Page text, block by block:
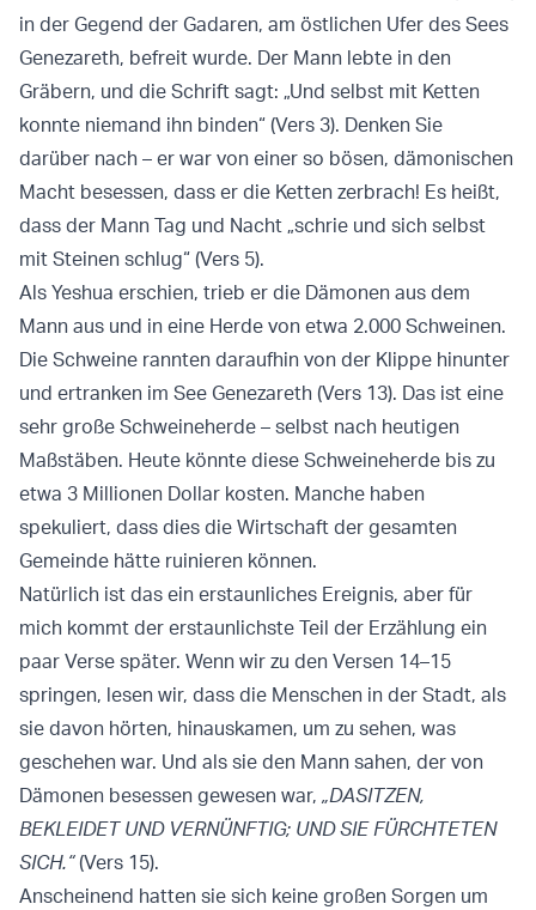
in der Gegend der Gadaren, am östlichen Ufer des Sees
Genezareth, befreit wurde. Der Mann lebte in den
Gräbern, und die Schrift sagt: „Und selbst mit Ketten
konnte niemand ihn binden“ (Vers 3). Denken Sie
darüber nach – er war von einer so bösen, dämonischen
Macht besessen, dass er die Ketten zerbrach! Es heißt,
dass der Mann Tag und Nacht „schrie und sich selbst
mit Steinen schlug“ (Vers 5).
Als Yeshua erschien, trieb er die Dämonen aus dem
Mann aus und in eine Herde von etwa 2.000 Schweinen.
Die Schweine rannten daraufhin von der Klippe hinunter
und ertranken im See Genezareth (Vers 13). Das ist eine
sehr große Schweineherde – selbst nach heutigen
Maßstäben. Heute könnte diese Schweineherde bis zu
etwa 3 Millionen Dollar kosten. Manche haben
spekuliert, dass dies die Wirtschaft der gesamten
Gemeinde hätte ruinieren können.
Natürlich ist das ein erstaunliches Ereignis, aber für
mich kommt der erstaunlichste Teil der Erzählung ein
paar Verse später. Wenn wir zu den Versen 14–15
springen, lesen wir, dass die Menschen in der Stadt, als
sie davon hörten, hinauskamen, um zu sehen, was
geschehen war. Und als sie den Mann sahen, der von
Dämonen besessen gewesen war, „DASITZEN,
BEKLEIDET UND VERNÜNFTIG; UND SIE FÜRCHTETEN
SICH.“(Vers 15).
Anscheinend hatten sie sich keine großen Sorgen um